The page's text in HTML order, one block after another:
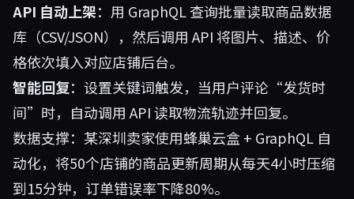
API 自动上架：用 GraphQL 查询批量读取商品数据
库（CSV/JSON），然后调用 API 将图片、描述、价
格依次填入对应店铺后台。
智能回复：设置关键词触发，当用户评论“发货时
间”时，自动调用 API 读取物流轨迹并回复。
数据支撑：某深圳卖家使用蜂巢云盒 + GraphQL 自
动化，将50个店铺的商品更新周期从每天4小时压缩
到15分钟，订单错误率下降80%。